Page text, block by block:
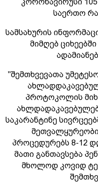
საერთო
სამსახურის
მიმღებ
"შემთხვევათა
პროტოკოლის
საკარანტინე
პროცედურებს 8-12
მათი განთავსება
მხოლოდ კოვიდ